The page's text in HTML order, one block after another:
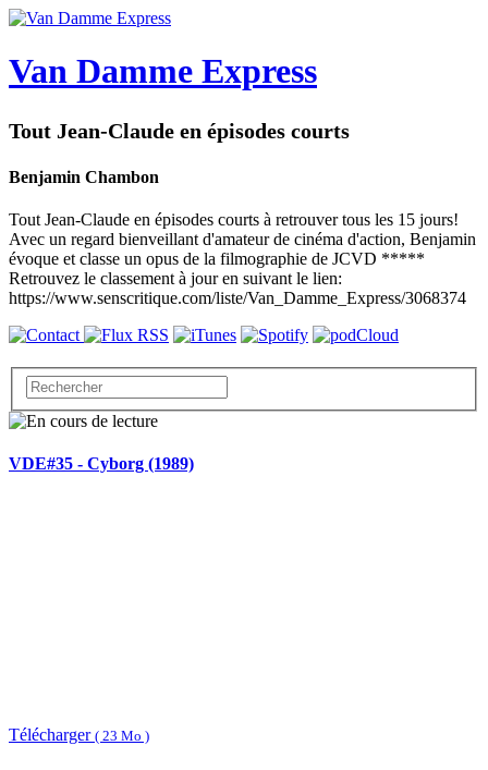
Van Damme Express
Tout Jean-Claude en épisodes courts
Benjamin Chambon
Tout Jean-Claude en épisodes courts à retrouver tous les 15 jours!
Avec un regard bienveillant d'amateur de cinéma d'action, Benjamin
évoque et classe un opus de la filmographie de JCVD *****
Retrouvez le classement à jour en suivant le lien:
https://www.senscritique.com/liste/Van_Damme_Express/3068374
VDE#35 - Cyborg (1989)
Télécharger ( 23 Mo )